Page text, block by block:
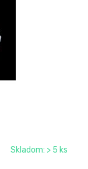
Skladom: > 5 ks